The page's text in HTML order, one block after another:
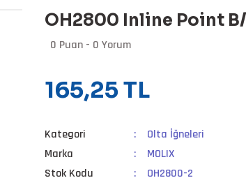
OH2800 Inline Point
0 Puan - 0 Yorum
165,25 TL
Kategori
Olta İğneleri
Marka
MOLIX
Stok Kodu
OH2800-2